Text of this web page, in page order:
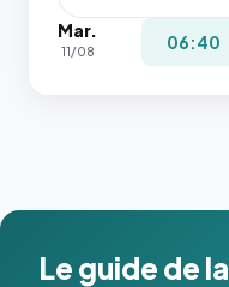
pas la
place, et
Mar.
11/08 06:40
Le guide de la